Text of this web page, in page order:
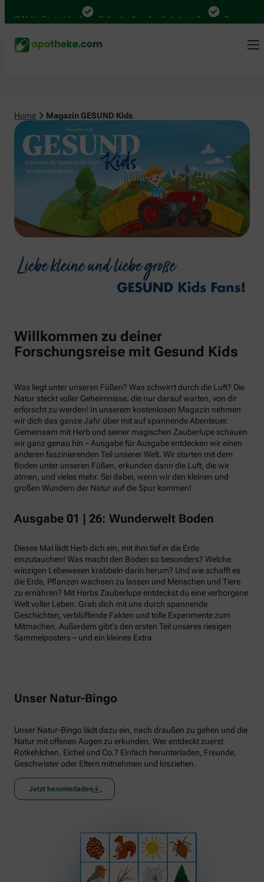
Deutschland Online bei Ihrer Apotheke bestellen Bequem zwischen
Home Magazin GESUND Kids
Willkommen zu deiner
Forschungsreise mit Gesund Kids
Was liegt unter unseren Füßen? Was schwirrt durch die Luft? Die
Natur steckt voller Geheimnisse, die nur darauf warten, von dir
erforscht zu werden! In unserem kostenlosen Magazin nehmen
wir dich das ganze Jahr über mit auf spannende Abenteuer.
Gemeinsam mit Herb und seiner magischen Zauberlupe schauen
wir ganz genau hin – Ausgabe für Ausgabe entdecken wir einen
anderen faszinierenden Teil unserer Welt. Wir starten mit dem
Boden unter unseren Füßen, erkunden dann die Luft, die wir
atmen, und vieles mehr. Sei dabei, wenn wir den kleinen und
großen Wundern der Natur auf die Spur kommen!
Ausgabe 01 | 26: Wunderwelt Boden
Dieses Mal lädt Herb dich ein, mit ihm tief in die Erde
einzutauchen! Was macht den Boden so besonders? Welche
winzigen Lebewesen krabbeln darin herum? Und wie schafft es
die Erde, Pflanzen wachsen zu lassen und Menschen und Tiere
zu ernähren? Mit Herbs Zauberlupe entdeckst du eine verborgene
Welt voller Leben. Grab dich mit uns durch spannende
Geschichten, verblüffende Fakten und tolle Experimente zum
Mitmachen. Außerdem gibt‘s den ersten Teil unseres riesigen
Sammelposters – und ein kleines Extra.
Unser Natur-Bingo
Unser Natur-Bingo lädt dazu ein, nach draußen zu gehen und die
Natur mit offenen Augen zu erkunden. Wer entdeckt zuerst
Rotkehlchen, Eichel und Co.? Einfach herunterladen, Freunde,
Geschwister oder Eltern mitnehmen und losziehen.
Jetzt herunterladen